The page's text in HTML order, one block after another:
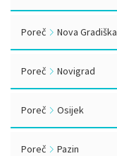
Poreč Nova Gradiška
Poreč Novigrad
Poreč Osijek
Poreč Pazin